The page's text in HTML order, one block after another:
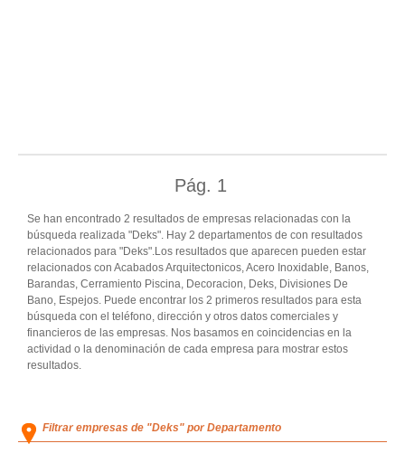
Pág. 1
Se han encontrado 2 resultados de empresas relacionadas con la
búsqueda realizada "Deks". Hay 2 departamentos de con resultados
relacionados para "Deks".Los resultados que aparecen pueden estar
relacionados con Acabados Arquitectonicos, Acero Inoxidable, Banos,
Barandas, Cerramiento Piscina, Decoracion, Deks, Divisiones De
Bano, Espejos. Puede encontrar los 2 primeros resultados para esta
búsqueda con el teléfono, dirección y otros datos comerciales y
financieros de las empresas. Nos basamos en coincidencias en la
actividad o la denominación de cada empresa para mostrar estos
resultados.
Filtrar empresas de "Deks" por Departamento